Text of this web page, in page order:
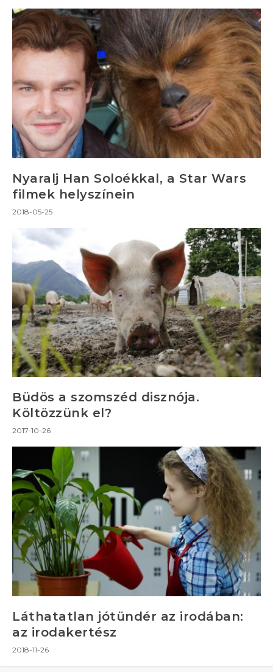
Nyaralj Han Soloékkal, a Star Wars
filmek helyszínein
2018-05-25
Büdös a szomszéd disznója.
Költözzünk el?
2017-10-26
Láthatatlan jótündér az irodában:
az irodakertész
2018-11-26